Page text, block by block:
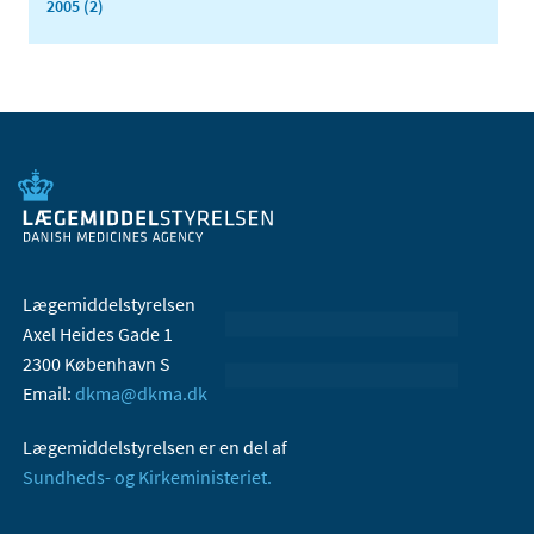
2005 (2)
Lægemiddelstyrelsen
Axel Heides Gade 1
2300 København S
Email: dkma@dkma.dk
Lægemiddelstyrelsen er en del af
Sundheds- og Kirkeministeriet.